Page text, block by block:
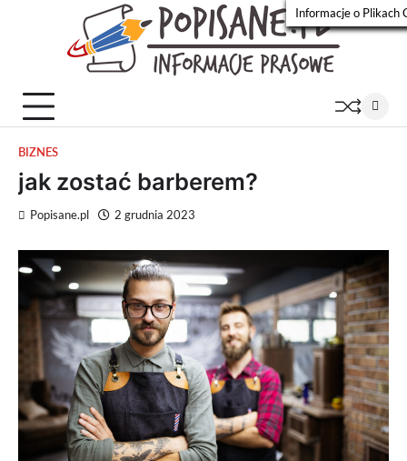
BIZNES
jak zostać barberem?
Popisane.pl 2 grudnia 2023
Informacje o Plikach